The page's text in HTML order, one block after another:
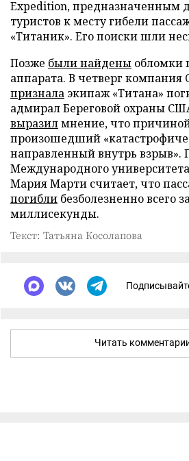
Expedition, предназначенным
туристов к месту гибели
«Титаник». Его поиски шли
Позже были найдены обломки
аппарата. В четверг компания
признала экипаж «Титана»
адмирал Береговой охраны
выразилмнение, что
произошедший
направленный внутрь взрыв».
Международного
Мария Марти считает, что
погибли безболезненно всего
миллисекунды.
Текст: Татьяна Косолапова
Читать